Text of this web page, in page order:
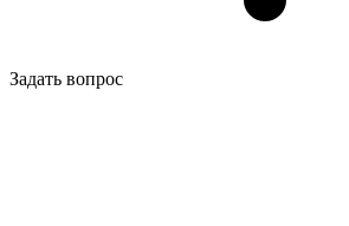
Задать вопрос